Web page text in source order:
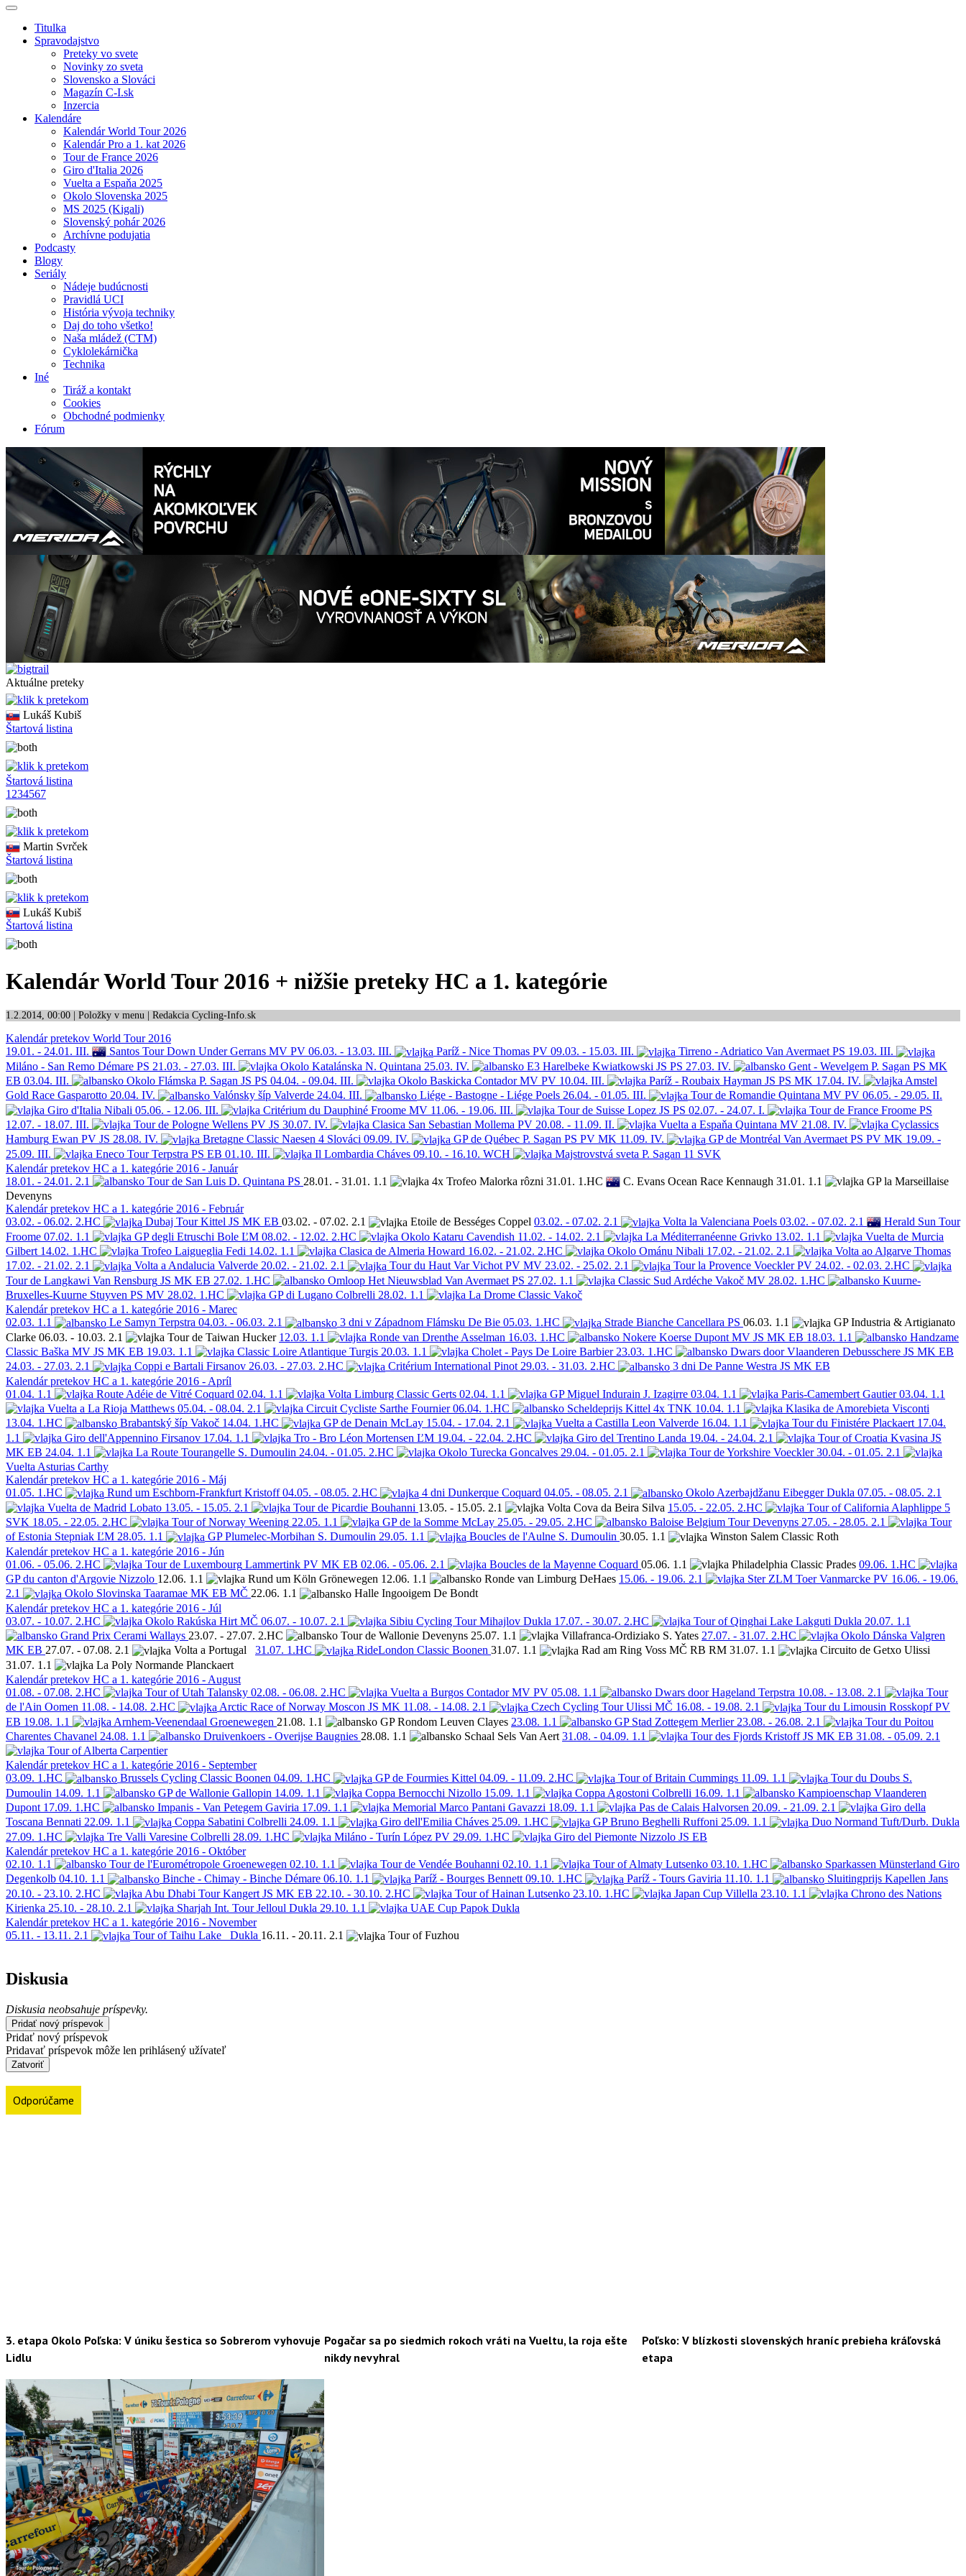
Titulka
Spravodajstvo
Preteky vo svete
Novinky zo sveta
Slovensko a Slováci
Magazín C-I.sk
Inzercia
Kalendáre
Kalendár World Tour 2026
Kalendár Pro a 1. kat 2026
Tour de France 2026
Giro d'Italia 2026
Vuelta a Espaňa 2025
Okolo Slovenska 2025
MS 2025 (Kigali)
Slovenský pohár 2026
Archívne podujatia
Podcasty
Blogy
Seriály
Nádeje budúcnosti
Pravidlá UCI
História vývoja techniky
Daj do toho všetko!
Naša mládež (CTM)
Cyklolekárnička
Technika
Iné
Tiráž a kontakt
Cookies
Obchodné podmienky
Fórum
Aktuálne preteky
Lukáš Kubiš
Štartová listina
Štartová listina
1 234567
Martin Svrček
Štartová listina
Lukáš Kubiš
Štartová listina
Kalendár World Tour 2016 + nižšie preteky HC a 1. kategórie
1.2.2014, 00:00 | Položky v menu | Redakcia Cycling-Info.sk
Kalendár pretekov World Tour 2016
19.01. - 24.01. III. Santos Tour Down Under Gerrans MV PV 06.03. - 13.03. III. Paríž - Nice Thomas PV 09.03. - 15.03. III. Tirreno - Adriatico Van Avermaet PS 19.03. III.
Miláno - San Remo Démare PS 21.03. - 27.03. III. Okolo Katalánska N. Quintana 25.03. IV. E3 Harelbeke Kwiatkowski JS PS 27.03. IV. Gent - Wevelgem P. Sagan PS MK
EB 03.04. III. Okolo Flámska P. Sagan JS PS 04.04. - 09.04. III. Okolo Baskicka Contador MV PV 10.04. III. Paríž - Roubaix Hayman JS PS MK 17.04. IV.
Amstel
Gold Race Gasparotto 20.04. IV. Valónsky šíp Valverde 24.04. III. Liége - Bastogne - Liége Poels 26.04. - 01.05. III. Tour de Romandie Quintana MV PV 06.05. - 29.05. II.
Giro d'Italia Nibali 05.06. - 12.06. III. Critérium du Dauphiné Froome MV 11.06. - 19.06. III. Tour de Suisse Lopez JS PS 02.07. - 24.07. I. Tour de France Froome PS
12.07. - 18.07. III. Tour de Pologne Wellens PV JS 30.07. IV. Clasica San Sebastian Mollema PV 20.08. - 11.09. II. Vuelta a Espaňa Quintana MV 21.08. IV.
Cyclassics
Hamburg Ewan PV JS 28.08. IV. Bretagne Classic Naesen 4 Slováci 09.09. IV. GP de Québec P. Sagan PS PV MK 11.09. IV. GP de Montréal Van Avermaet PS PV MK 19.09. -
25.09. III. Eneco Tour Terpstra PS EB 01.10. III. Il Lombardia Cháves 09.10. - 16.10. WCH Majstrovstvá sveta P. Sagan 11 SVK
Kalendár pretekov HC a 1. kategórie 2016 - Január
18.01. - 24.01. 2.1 Tour de San Luis D. Quintana PS 28.01. - 31.01. 1.1 4x Trofeo Malorka rôzni 31.01. 1.HC C. Evans Ocean Race Kennaugh 31.01. 1.1
GP la Marseillaise
Devenyns
Kalendár pretekov HC a 1. kategórie 2016 - Február
03.02. - 06.02. 2.HC Dubaj Tour Kittel JS MK EB 03.02. - 07.02. 2.1 Etoile de Bességes Coppel 03.02. - 07.02. 2.1 Volta la Valenciana Poels 03.02. - 07.02. 2.1
Herald Sun Tour
Froome 07.02. 1.1 GP degli Etruschi Bole ĽM 08.02. - 12.02. 2.HC Okolo Kataru Cavendish 11.02. - 14.02. 2.1 La Méditerranéenne Grivko 13.02. 1.1
Vuelta de Murcia
Gilbert 14.02. 1.HC Trofeo Laigueglia Fedi 14.02. 1.1 Clasica de Almeria Howard 16.02. - 21.02. 2.HC Okolo Ománu Nibali 17.02. - 21.02. 2.1 Volta ao Algarve Thomas
17.02. - 21.02. 2.1 Volta a Andalucia Valverde 20.02. - 21.02. 2.1 Tour du Haut Var Vichot PV MV 23.02. - 25.02. 2.1 Tour la Provence Voeckler PV 24.02. - 02.03. 2.HC
Tour de Langkawi Van Rensburg JS MK EB 27.02. 1.HC Omloop Het Nieuwsblad Van Avermaet PS 27.02. 1.1 Classic Sud Ardéche Vakoč MV 28.02. 1.HC
Kuurne-
Bruxelles-Kuurne Stuyven PS MV 28.02. 1.HC GP di Lugano Colbrelli 28.02. 1.1 La Drome Classic Vakoč
Kalendár pretekov HC a 1. kategórie 2016 - Marec
02.03. 1.1 Le Samyn Terpstra 04.03. - 06.03. 2.1 3 dni v Západnom Flámsku De Bie 05.03. 1.HC Strade Bianche Cancellara PS 06.03. 1.1
GP Industria & Artigianato
Clarke 06.03. - 10.03. 2.1 Tour de Taiwan Hucker 12.03. 1.1 Ronde van Drenthe Asselman 16.03. 1.HC Nokere Koerse Dupont MV JS MK EB 18.03. 1.1
Handzame
Classic Baška MV JS MK EB 19.03. 1.1 Classic Loire Atlantique Turgis 20.03. 1.1 Cholet - Pays De Loire Barbier 23.03. 1.HC Dwars door Vlaanderen Debusschere JS MK EB
24.03. - 27.03. 2.1 Coppi e Bartali Firsanov 26.03. - 27.03. 2.HC Critérium International Pinot 29.03. - 31.03. 2.HC 3 dni De Panne Westra JS MK EB
Kalendár pretekov HC a 1. kategórie 2016 - Apríl
01.04. 1.1 Route Adéie de Vitré Coquard 02.04. 1.1 Volta Limburg Classic Gerts 02.04. 1.1 GP Miguel Indurain J. Izagirre 03.04. 1.1 Paris-Camembert Gautier 03.04. 1.1
Vuelta a La Rioja Matthews 05.04. - 08.04. 2.1 Circuit Cycliste Sarthe Fournier 06.04. 1.HC Scheldeprijs Kittel 4x TNK 10.04. 1.1 Klasika de Amorebieta Visconti
13.04. 1.HC Brabantský šíp Vakoč 14.04. 1.HC GP de Denain McLay 15.04. - 17.04. 2.1 Vuelta a Castilla Leon Valverde 16.04. 1.1 Tour du Finistére Plackaert 17.04.
1.1
Giro dell'Appennino Firsanov 17.04. 1.1 Tro - Bro Léon Mortensen ĽM 19.04. - 22.04. 2.HC Giro del Trentino Landa 19.04. - 24.04. 2.1 Tour of Croatia Kvasina JS
MK EB 24.04. 1.1 La Route Tourangelle S. Dumoulin 24.04. - 01.05. 2.HC Okolo Turecka Goncalves 29.04. - 01.05. 2.1 Tour de Yorkshire Voeckler 30.04. - 01.05. 2.1
Vuelta Asturias Carthy
Kalendár pretekov HC a 1. kategórie 2016 - Máj
01.05. 1.HC Rund um Eschborn-Frankfurt Kristoff 04.05. - 08.05. 2.HC 4 dni Dunkerque Coquard 04.05. - 08.05. 2.1 Okolo Azerbajdžanu Eibegger Dukla 07.05. - 08.05. 2.1
Vuelta de Madrid Lobato 13.05. - 15.05. 2.1 Tour de Picardie Bouhanni 13.05. - 15.05. 2.1 Volta Cova da Beira Silva 15.05. - 22.05. 2.HC Tour of California Alaphlippe 5
SVK 18.05. - 22.05. 2.HC Tour of Norway Weening 22.05. 1.1 GP de la Somme McLay 25.05. - 29.05. 2.HC Baloise Belgium Tour Devenyns 27.05. - 28.05. 2.1
Tour
of Estonia Stepniak ĽM 28.05. 1.1 GP Plumelec-Morbihan S. Dumoulin 29.05. 1.1 Boucles de l'Aulne S. Dumoulin 30.05. 1.1 Winston Salem Classic Roth
Kalendár pretekov HC a 1. kategórie 2016 - Jún
01.06. - 05.06. 2.HC Tour de Luxembourg Lammertink PV MK EB 02.06. - 05.06. 2.1 Boucles de la Mayenne Coquard 05.06. 1.1 Philadelphia Classic Prades 09.06. 1.HC
GP du canton d'Argovie Nizzolo 12.06. 1.1 Rund um Köln Grönewegen 12.06. 1.1 Ronde van Limburg DeHaes 15.06. - 19.06. 2.1 Ster ZLM Toer Vanmarcke PV 16.06. - 19.06.
2.1
Okolo Slovinska Taaramae MK EB MČ 22.06. 1.1 Halle Ingooigem De Bondt
Kalendár pretekov HC a 1. kategórie 2016 - Júl
03.07. - 10.07. 2.HC Okolo Rakúska Hirt MČ 06.07. - 10.07. 2.1 Sibiu Cycling Tour Mihajlov Dukla 17.07. - 30.07. 2.HC Tour of Qinghai Lake Lakguti Dukla 20.07. 1.1
Grand Prix Cerami Wallays 23.07. - 27.07. 2.HC Tour de Wallonie Devenyns 25.07. 1.1 Villafranca-Ordiziako S. Yates 27.07. - 31.07. 2.HC Okolo Dánska Valgren
MK EB 27.07. - 07.08. 2.1 Volta a Portugal 31.07. 1.HC RideLondon Classic Boonen 31.07. 1.1 Rad am Ring Voss MČ RB RM 31.07. 1.1 Circuito de Getxo Ulissi
31.07. 1.1 La Poly Normande Planckaert
Kalendár pretekov HC a 1. kategórie 2016 - August
01.08. - 07.08. 2.HC Tour of Utah Talansky 02.08. - 06.08. 2.HC Vuelta a Burgos Contador MV PV 05.08. 1.1 Dwars door Hageland Terpstra 10.08. - 13.08. 2.1
Tour
de l'Ain Oomen 11.08. - 14.08. 2.HC Arctic Race of Norway Moscon JS MK 11.08. - 14.08. 2.1 Czech Cycling Tour Ulissi MČ 16.08. - 19.08. 2.1 Tour du Limousin Rosskopf PV
EB 19.08. 1.1 Arnhem-Veenendaal Groenewegen 21.08. 1.1 GP Rondom Leuven Clayes 23.08. 1.1 GP Stad Zottegem Merlier 23.08. - 26.08. 2.1
Tour du Poitou
Charentes Chavanel 24.08. 1.1 Druivenkoers - Overijse Baugnies 28.08. 1.1 Schaal Sels Van Aert 31.08. - 04.09. 1.1 Tour des Fjords Kristoff JS MK EB 31.08. - 05.09. 2.1
Tour of Alberta Carpentier
Kalendár pretekov HC a 1. kategórie 2016 - September
03.09. 1.HC Brussels Cycling Classic Boonen 04.09. 1.HC GP de Fourmies Kittel 04.09. - 11.09. 2.HC Tour of Britain Cummings 11.09. 1.1 Tour du Doubs S.
Dumoulin 14.09. 1.1 GP de Wallonie Gallopin 14.09. 1.1 Coppa Bernocchi Nizollo 15.09. 1.1 Coppa Agostoni Colbrelli 16.09. 1.1
Kampioenschap Vlaanderen
Dupont 17.09. 1.HC Impanis - Van Petegem Gaviria 17.09. 1.1 Memorial Marco Pantani Gavazzi 18.09. 1.1 Pas de Calais Halvorsen 20.09. - 21.09. 2.1
Giro della
Toscana Bennati 22.09. 1.1 Coppa Sabatini Colbrelli 24.09. 1.1 Giro dell'Emilia Cháves 25.09. 1.HC GP Bruno Beghelli Ruffoni 25.09. 1.1 Duo Normand Tuft/Durb. Dukla
27.09. 1.HC Tre Valli Varesine Colbrelli 28.09. 1.HC Miláno - Turín López PV 29.09. 1.HC Giro del Piemonte Nizzolo JS EB
Kalendár pretekov HC a 1. kategórie 2016 - Október
02.10. 1.1 Tour de l'Eurométropole Groenewegen 02.10. 1.1 Tour de Vendée Bouhanni 02.10. 1.1 Tour of Almaty Lutsenko 03.10. 1.HC
Sparkassen Münsterland Giro
Degenkolb 04.10. 1.1 Binche - Chimay - Binche Démare 06.10. 1.1 Paríž - Bourges Bennett 09.10. 1.HC Paríž - Tours Gaviria 11.10. 1.1 Sluitingprijs Kapellen Jans
20.10. - 23.10. 2.HC Abu Dhabi Tour Kangert JS MK EB 22.10. - 30.10. 2.HC Tour of Hainan Lutsenko 23.10. 1.HC Japan Cup Villella 23.10. 1.1
Chrono des Nations
Kirienka 25.10. - 28.10. 2.1 Sharjah Int. Tour Jelloul Dukla 29.10. 1.1 UAE Cup Papok Dukla
Kalendár pretekov HC a 1. kategórie 2016 - November
05.11. - 13.11. 2.1 Tour of Taihu Lake Dukla 16.11. - 20.11. 2.1 Tour of Fuzhou
Diskusia
Diskusia neobsahuje príspevky.
Pridať nový príspevok
Pridať nový príspevok
Pridavať príspevok môže len prihlásený užívateľ
Zatvoriť
Odporúčame
3. etapa Okolo Poľska: V úniku šestica so Sobrerom vyhovuje
Lidlu
Pogačar sa po siedmich rokoch vráti na Vueltu, la roja ešte
nikdy nevyhral
Poľsko: V blízkosti slovenských hraníc prebieha kráľovská
etapa